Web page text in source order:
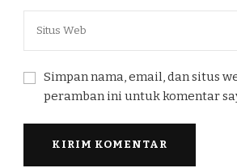
Simpan nama, email, dan situs
peramban ini untuk komentar